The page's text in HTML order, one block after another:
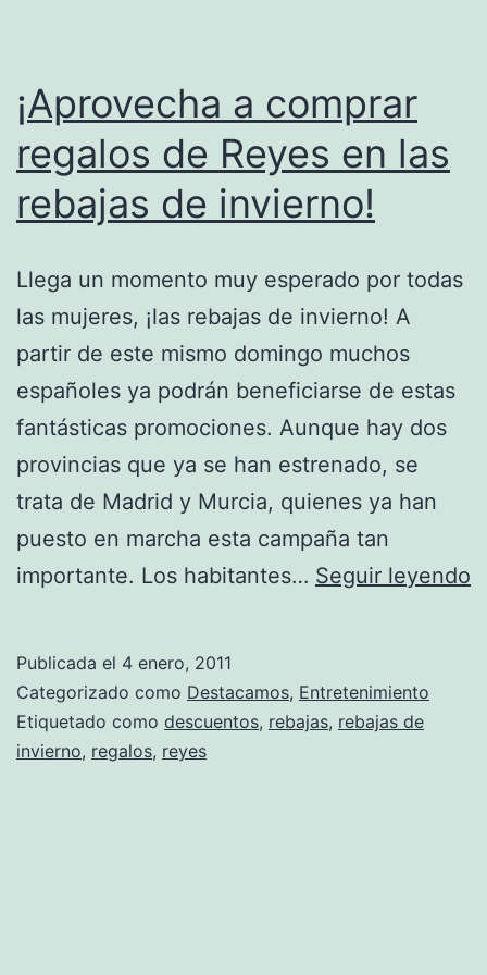
¡Aprovecha a comprar
regalos de Reyes en las
rebajas de invierno!
Llega un momento muy esperado por todas
las mujeres, ¡las rebajas de invierno! A
partir de este mismo domingo muchos
españoles ya podrán beneficiarse de estas
fantásticas promociones. Aunque hay dos
provincias que ya se han estrenado, se
trata de Madrid y Murcia, quienes ya han
puesto en marcha esta campaña tan
importante. Los habitantes… Seguir leyendo
Publicada el 4 enero, 2011
Categorizado como Destacamos, Entretenimiento
Etiquetado como descuentos, rebajas, rebajas de
invierno, regalos, reyes